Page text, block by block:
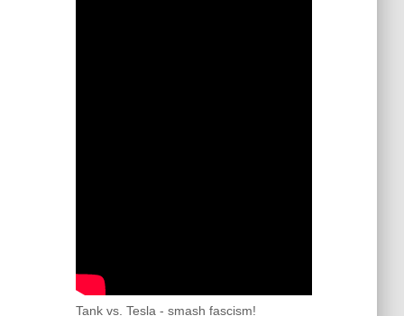
Tank vs. Tesla - smash fascism!